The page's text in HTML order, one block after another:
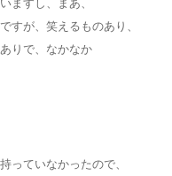
すが、笑えるものあり、
りで、なかなか
っていなかったので、